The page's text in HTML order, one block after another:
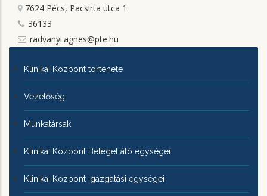
7624 Pécs, Pacsirta utca 1.
36133
radvanyi.agnes@pte.hu
KLINIKAI
KÖZPONTRÓL
Klinikai Központ története
Vezetőség
Munkatársak
Klinikai Központ Betegellátó egységei
Klinikai Központ igazgatási egységei